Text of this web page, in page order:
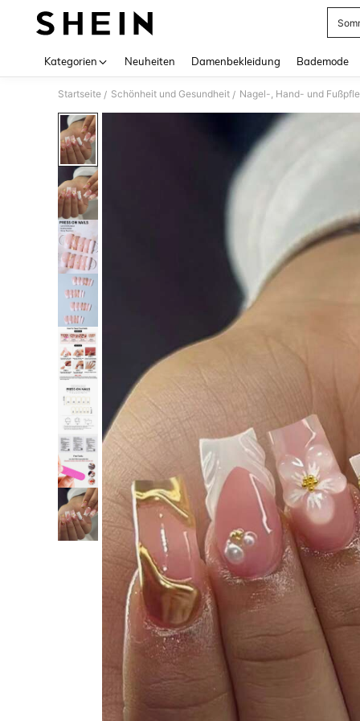
Kategorien Neuheiten Damenbekleidung Bademode
Startseite / Schönheit und Gesundheit / Nagel-, Hand- und